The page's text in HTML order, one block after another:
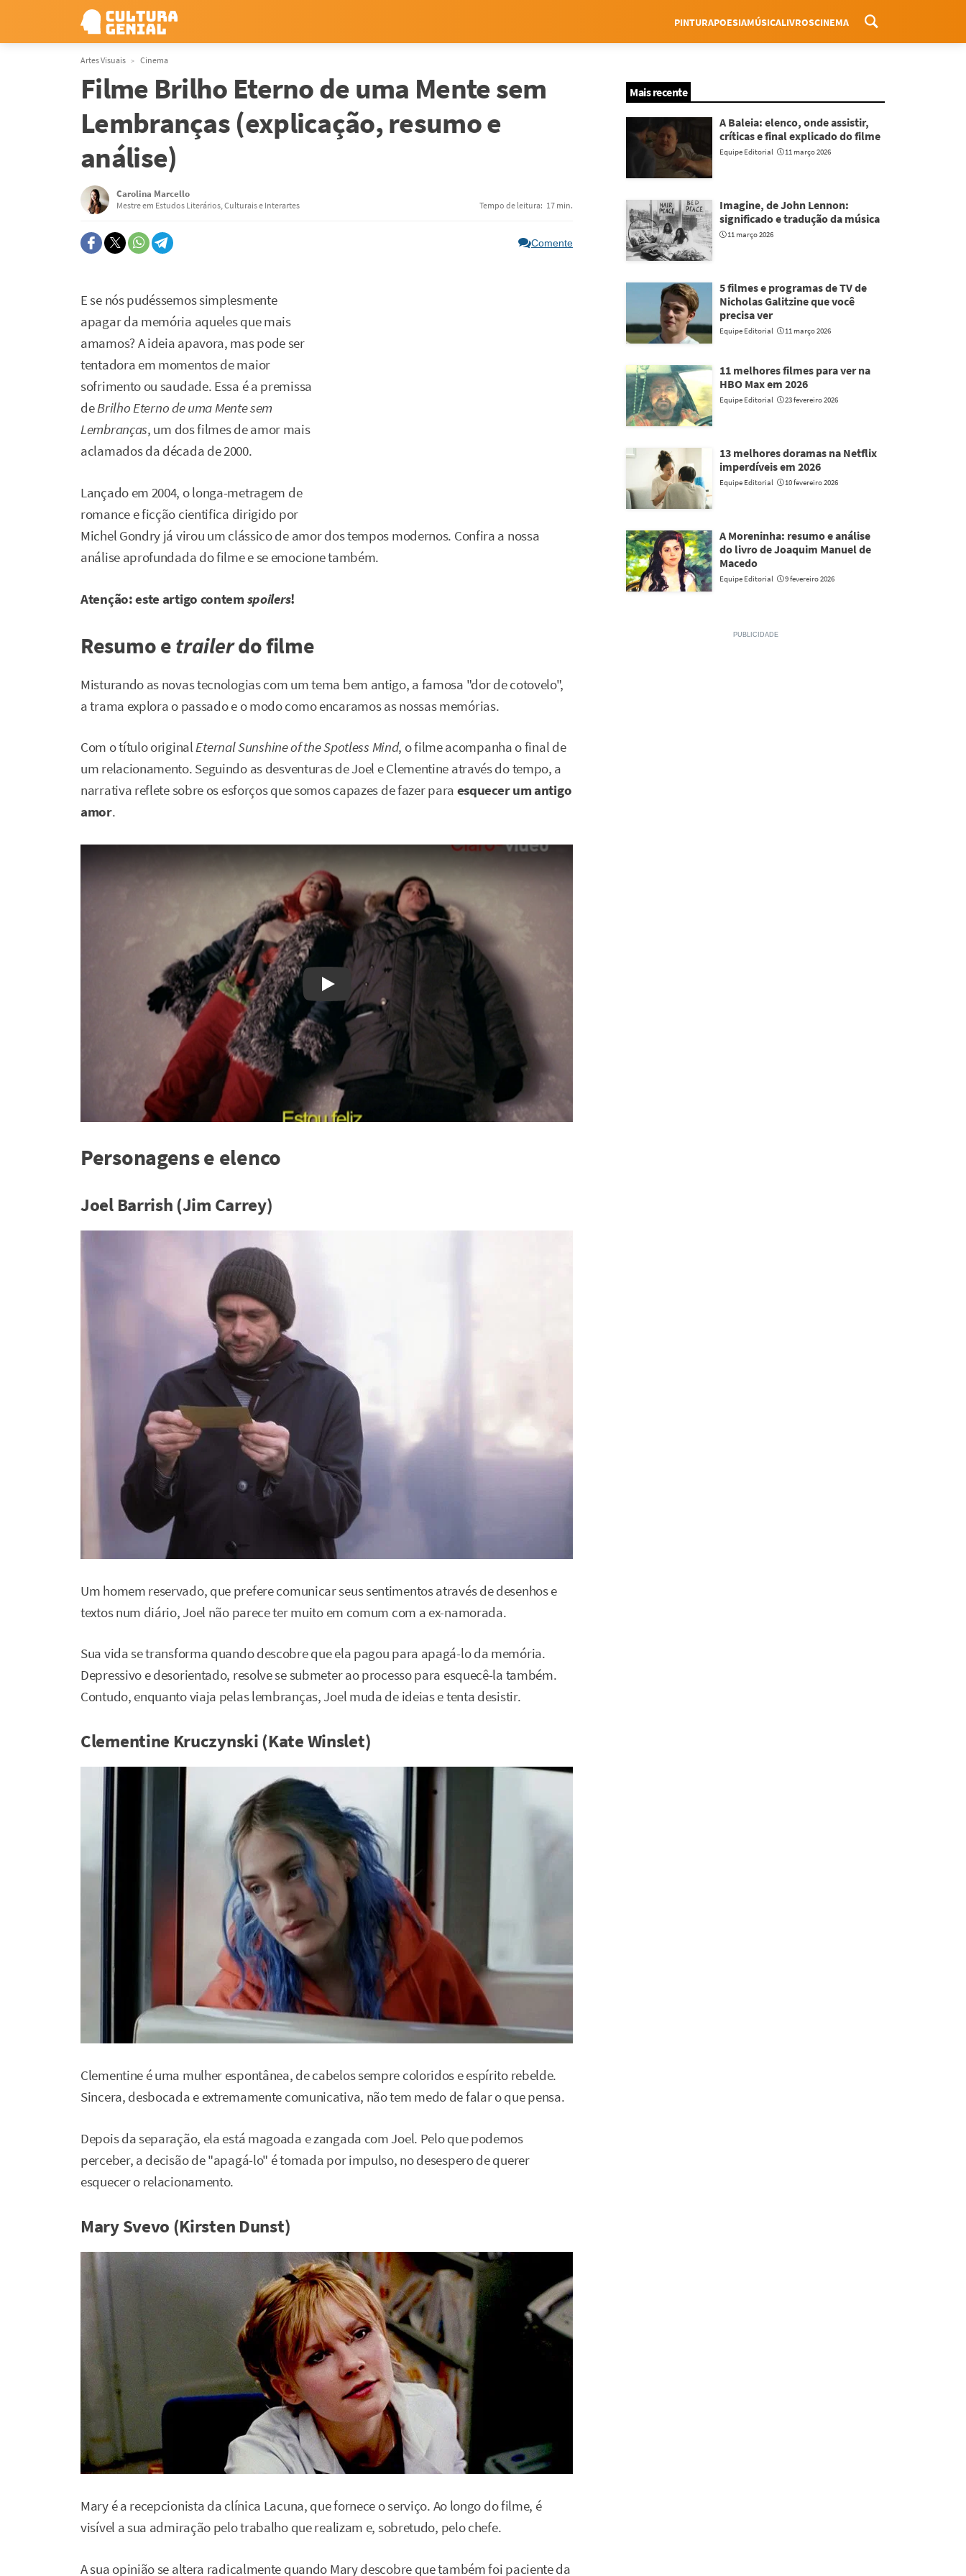
Menu
PINTURAPOESIAMÚSICALIVROSCINEMA
Artes Visuais Cinema
Filme Brilho Eterno de uma Mente sem
Lembranças (explicação, resumo e
análise)
Carolina Marcello
Mestre em Estudos Literários, Culturais e Interartes Tempo de leitura: 17 min.
Comente
E se nós pudéssemos simplesmente
apagar da memória aqueles que mais
amamos? A ideia apavora, mas pode ser
tentadora em momentos de maior
sofrimento ou saudade. Essa é a premissa
deBrilho Eterno de uma Mente sem
Lembranças, um dos filmes de amor mais
aclamados da década de 2000.
Lançado em 2004, o longa-metragem de
romance e ficção cientifica dirigido por
Michel Gondry já virou um clássico de amor dos tempos modernos. Confira a nossa
análise aprofundada do filme e se emocione também.
Atenção: este artigo contemspoilers!
Resumo etrailerdo filme
Misturando as novas tecnologias com um tema bem antigo, a famosa "dor de cotovelo",
a trama explora o passado e o modo como encaramos as nossas memórias.
Com o título originalEternal Sunshine of the Spotless Mind, o filme acompanha o final de
um relacionamento. Seguindo as desventuras de Joel e Clementine através do tempo, a
narrativa reflete sobre os esforços que somos capazes de fazer para esquecer um antigo
amor.
Watch on YouTube
Personagens e elenco
Joel Barrish (Jim Carrey)
Um homem reservado, que prefere comunicar seus sentimentos através de desenhos e
textos num diário, Joel não parece ter muito em comum com a ex-namorada.
Sua vida se transforma quando descobre que ela pagou para apagá-lo da memória.
Depressivo e desorientado, resolve se submeter ao processo para esquecê-la também.
Contudo, enquanto viaja pelas lembranças, Joel muda de ideias e tenta desistir.
Clementine Kruczynski (Kate Winslet)
Clementine é uma mulher espontânea, de cabelos sempre coloridos e espírito rebelde.
Sincera, desbocada e extremamente comunicativa, não tem medo de falar o que pensa.
Depois da separação, ela está magoada e zangada com Joel. Pelo que podemos
perceber, a decisão de "apagá-lo" é tomada por impulso, no desespero de querer
esquecer o relacionamento.
Mary Svevo (Kirsten Dunst)
Mary é a recepcionista da clínica Lacuna, que fornece o serviço. Ao longo do filme, é
visível a sua admiração pelo trabalho que realizam e, sobretudo, pelo chefe.
A sua opinião se altera radicalmente quando Mary descobre que também foi paciente da
Mais recente
A Baleia: elenco, onde assistir,
críticas e final explicado do filme
Equipe Editorial 11 março 2026
Imagine, de John Lennon:
significado e tradução da música
11 março 2026
5 filmes e programas de TV de
Nicholas Galitzine que você
precisa ver
Equipe Editorial 11 março 2026
11 melhores filmes para ver na
HBO Max em 2026
Equipe Editorial 23 fevereiro 2026
13 melhores doramas na Netflix
imperdíveis em 2026
Equipe Editorial 10 fevereiro 2026
A Moreninha: resumo e análise
do livro de Joaquim Manuel de
Macedo
Equipe Editorial 9 fevereiro 2026